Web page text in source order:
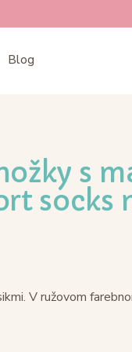
Blog
s
socks
V ružovom